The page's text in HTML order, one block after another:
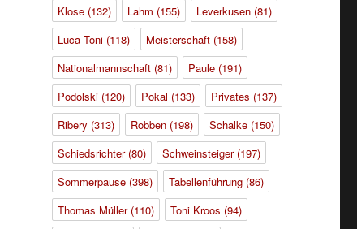
Klose(132) Lahm (155) Leverkusen(81)
Luca Toni(118) Meisterschaft(158)
Nationalmannschaft(81) Paule(191)
Podolski(120) Pokal (133) Privates (137)
Ribery (313) Robben(198) Schalke(150)
Schiedsrichter(80) Schweinsteiger(197)
Sommerpause(398) Tabellenführung(86)
Thomas Müller(110) Toni Kroos (94)